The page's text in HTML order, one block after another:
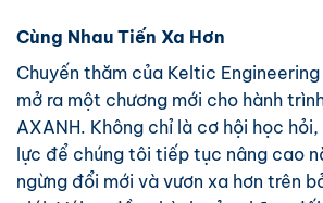
Cùng Nhau Tiến Xa Hơn
Chuyến thăm của Keltic
mở ra một chương mới cho hành
AXANH. Không chỉ là cơ hội học
lực để chúng tôi tiếp tục nâng cao
ngừng đổi mới và vươn xa hơn trên